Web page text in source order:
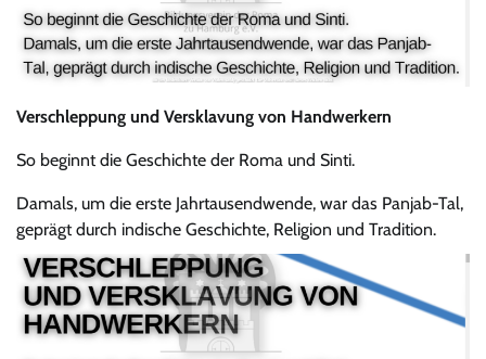
Verschleppung und Versklavung von Handwerkern
So beginnt die Geschichte der Roma und Sinti.
Damals, um die erste Jahrtausendwende, war das Panjab-Tal,
geprägt durch indische Geschichte, Religion und Tradition.